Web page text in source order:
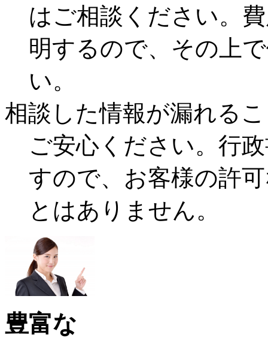
はご相談ください。
明するので、その上
い。
相談した情報が漏れる
ご安心ください。行
すので、お客様の許
とはありません。
豊富な